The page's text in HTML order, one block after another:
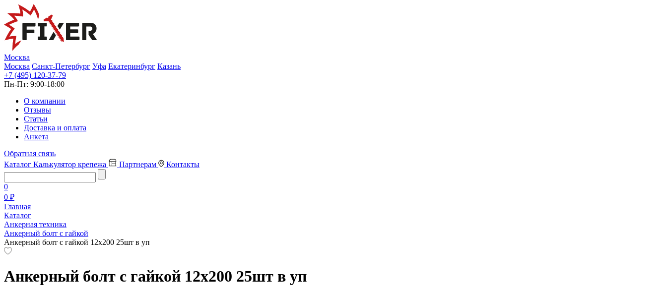
Москва
Москва Санкт-Петербург Уфа Екатеринбург Казань
+7 (495) 120-37-79
Пн-Пт: 9:00-18:00
О компании
Отзывы
Статьи
Доставка и оплата
Анкета
Обратная связь
Каталог Калькулятор крепежа Партнерам Контакты
0
0 ₽
Главная
Каталог
Анкерная техника
Анкерный болт с гайкой
Анкерный болт с гайкой 12х200 25шт в уп
Анкерный болт с гайкой 12х200 25шт в уп